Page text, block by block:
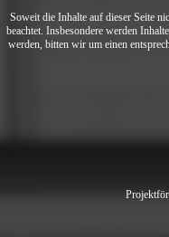
Soweit die Inhalte auf dieser Seite
beachtet. Insbesondere werden
werden, bitten wir um einen